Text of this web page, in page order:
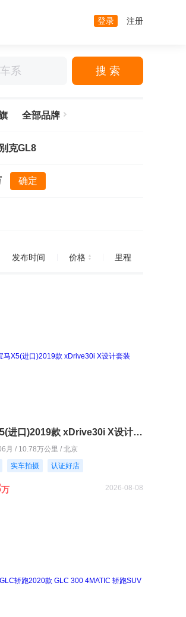
登录 注册
搜 索
全部品牌
别克GL8
确定
发布时间 价格 里程
宝马X5(进口)2019款 xDrive30i X设计套装
月 / 10.78万公里 / 北京
实车拍摄 认证好店
万 2026-08-08